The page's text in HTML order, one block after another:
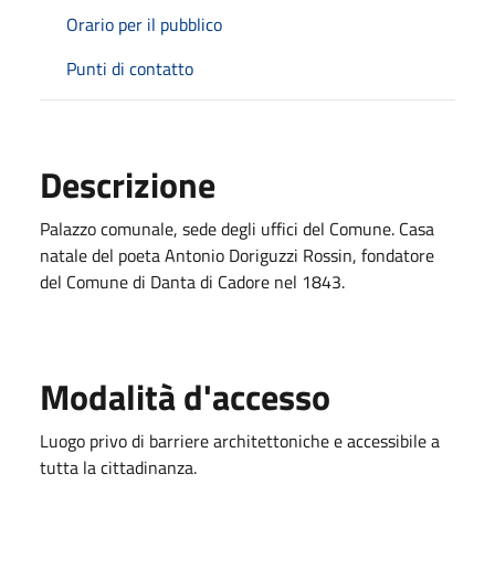
Orario per il pubblico
Punti di contatto
Descrizione
Palazzo comunale, sede degli uffici del Comune. Casa
natale del poeta Antonio Doriguzzi Rossin, fondatore
del Comune di Danta di Cadore nel 1843.
Modalità d'accesso
Luogo privo di barriere architettoniche e accessibile a
tutta la cittadinanza.